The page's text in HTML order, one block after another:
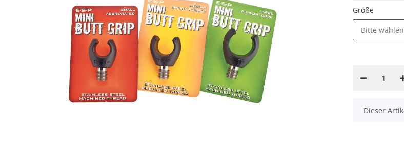
Größe
Bitte
x
Dieser